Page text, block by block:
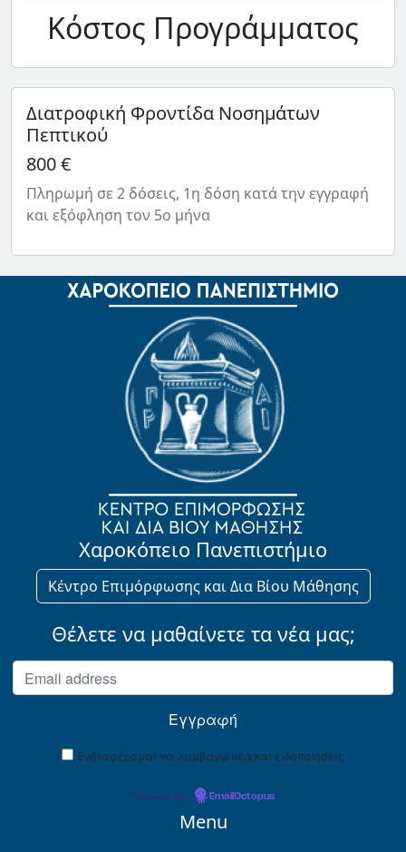
Κόστος Προγράμματος
Διατροφική Φροντίδα Νοσημάτων
Πεπτικού
800 €
Πληρωμή σε 2 δόσεις, 1η δόση κατά την εγγραφή
και εξόφληση τον 5ο μήνα
Χαροκόπειο Πανεπιστήμιο
Κέντρο Επιμόρφωσης και Δια Βίου Μάθησης
Θέλετε να μαθαίνετε τα νέα μας;
Ενδιαφέρομαι να λαμβάνω νέα και ειδοποιήσεις
Powered by EmailOctopus
Menu